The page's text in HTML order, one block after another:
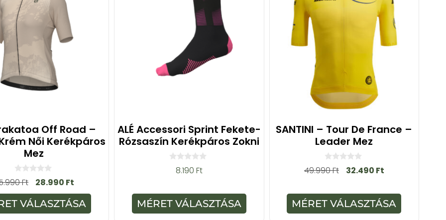
Off Road –
Női Kerékpáros
Mez
0
a
z
5
-
b
Ft 28.990 Ft
VÁLASZTÁSA
ALÉ Accessori Sprint Fekete-
Rózsaszín Kerékpáros Zokni
-
b
ő
l
8.190 Ft
MÉRET VÁLASZTÁSA
SANTINI – Tour De France –
Leader Mez
0
a
-
b
ő
l
49.990Ft 32.490 Ft
MÉRET VÁLASZTÁSA